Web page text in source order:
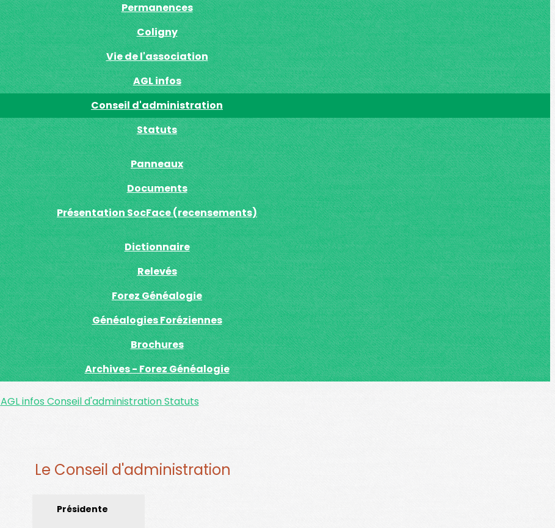
Permanences
Coligny
Vie de l'association
AGL infos
Conseil d'administration
Statuts
Panneaux
Documents
Présentation SocFace (recensements)
Dictionnaire
Relevés
Forez Généalogie
Généalogies Foréziennes
Brochures
Archives - Forez Généalogie
AGL infosConseil d'administrationStatuts
Le Conseil d'administration
Présidente